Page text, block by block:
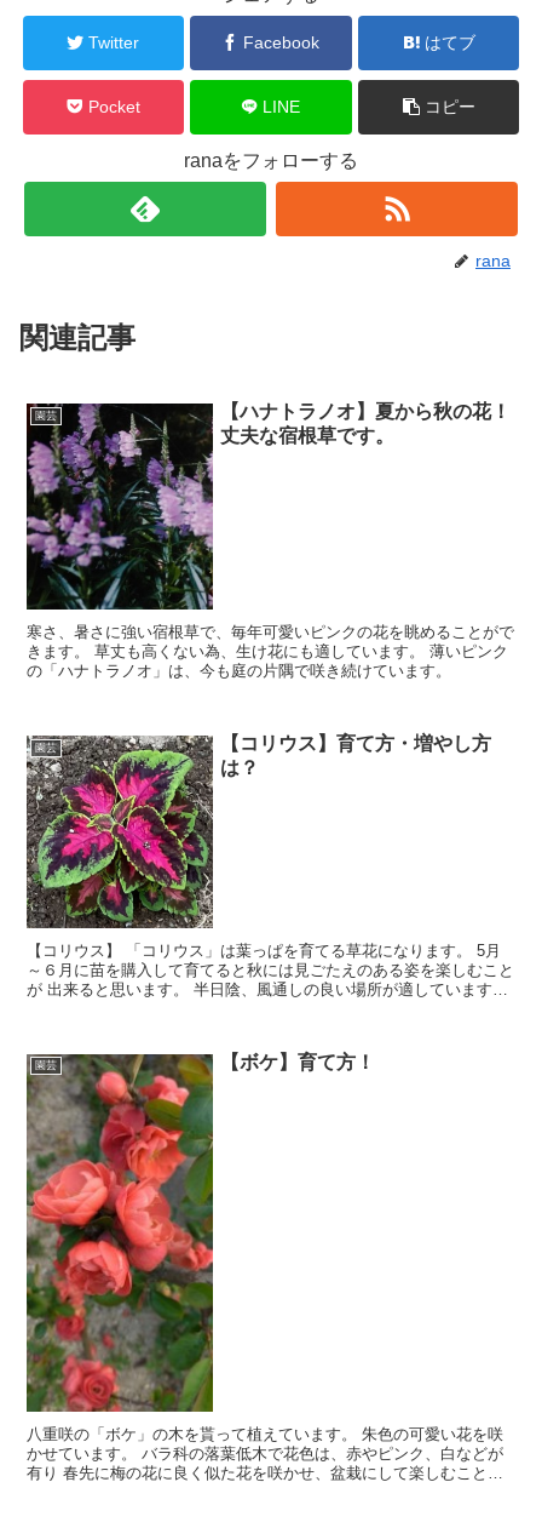
Twitter Facebook はてブ
Pocket LINE コピー
ranaをフォローする
rana
関連記事
園芸
【ハナトラノオ】夏から秋の花！
丈夫な宿根草です。
寒さ、暑さに強い宿根草で、毎年可愛いピンクの花を眺めることがで
きます。 草丈も高くない為、生け花にも適しています。 薄いピンク
の「ハナトラノオ」は、今も庭の片隅で咲き続けています。
園芸
【コリウス】育て方・増やし方
は？
【コリウス】 「コリウス」は葉っぱを育てる草花になります。 5月
～６月に苗を購入して育てると秋には見ごたえのある姿を楽しむこと
が 出来ると思います。 半日陰、風通しの良い場所が適しています。
園芸 【ボケ】育て方！
八重咲の「ボケ」の木を貰って植えています。 朱色の可愛い花を咲
かせています。 バラ科の落葉低木で花色は、赤やピンク、白などが
有り 春先に梅の花に良く似た花を咲かせ、盆栽にして楽しむことも